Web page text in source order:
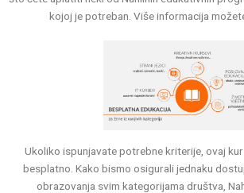
kojoj je potreban. Više informacija
Ukoliko ispunjavate potrebne kriterije, ovaj
besplatno. Kako bismo osigurali jednaku
obrazovanja svim kategorijama društva,